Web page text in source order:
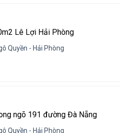
Lê Lợi Hải Phòng
Quyền - Hải Phòng
ngõ 191 đường Đà Nẵng
Quyền - Hải Phòng